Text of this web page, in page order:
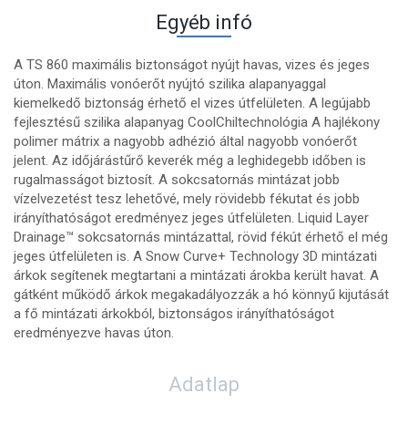
Egyéb infó
A TS 860 maximális biztonságot nyújt havas, vizes és jeges
úton. Maximális vonóerőt nyújtó szilika alapanyaggal
kiemelkedő biztonság érhető el vizes útfelületen. A legújabb
fejlesztésű szilika alapanyag CoolChiltechnológia A hajlékony
polimer mátrix a nagyobb adhézió által nagyobb vonóerőt
jelent. Az időjárástűrő keverék még a leghidegebb időben is
rugalmasságot biztosít. A sokcsatornás mintázat jobb
vízelvezetést tesz lehetővé, mely rövidebb fékutat és jobb
irányíthatóságot eredményez jeges útfelületen. Liquid Layer
Drainage™ sokcsatornás mintázattal, rövid fékút érhető el még
jeges útfelületen is. A Snow Curve+ Technology 3D mintázati
árkok segítenek megtartani a mintázati árokba került havat. A
gátként működő árkok megakadályozzák a hó könnyű kijutását
a fő mintázati árkokból, biztonságos irányíthatóságot
eredményezve havas úton.
Adatlap